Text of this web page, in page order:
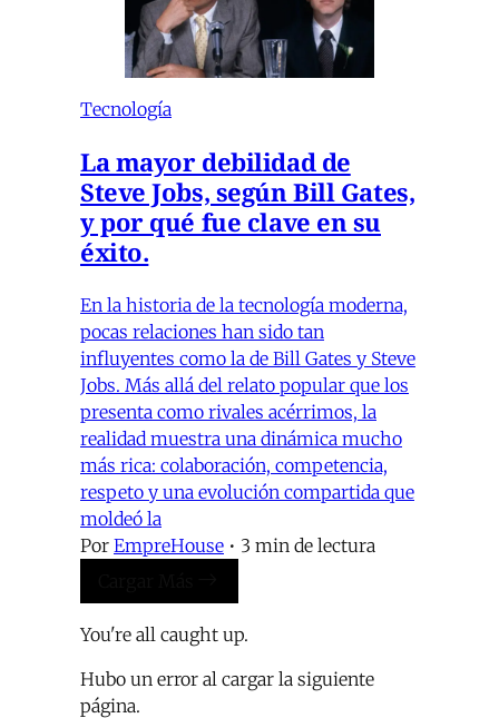
Tecnología
La mayor debilidad de
Steve Jobs, según Bill Gates,
y por qué fue clave en su
éxito.
En la historia de la tecnología moderna,
pocas relaciones han sido tan
influyentes como la de Bill Gates y Steve
Jobs. Más allá del relato popular que los
presenta como rivales acérrimos, la
realidad muestra una dinámica mucho
más rica: colaboración, competencia,
respeto y una evolución compartida que
moldeó la
Por EmpreHouse • 3 min de lectura
You're all caught up.
Hubo un error al cargar la siguiente
página.